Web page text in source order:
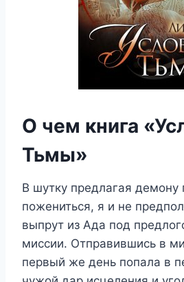
О чем книга
Тьмы»
В шутку предлагая демону
пожениться, я и не
выпрут из Ада под
миссии. Отправившись в
первый же день попала в